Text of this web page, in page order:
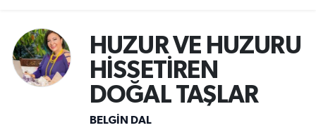
HUZUR VE HUZURU
HİSSETİREN
DOĞAL TAŞLAR
BELGIN DAL
EĞİTİM
Son Dakika Haberleri
Haber Arşivi